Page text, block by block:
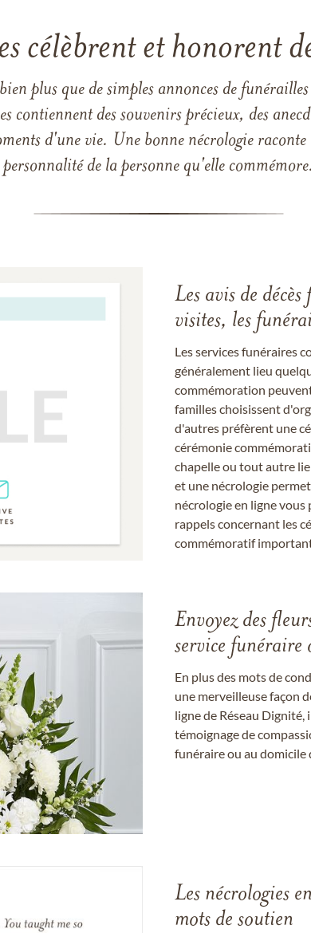
célèbrent et honorent
plus que de simples annonces de
contiennent des souvenirs précieux, des
d'une vie. Une bonne nécrologie
personnalité de la personne qu'elle commémore.
Les avis de
visites, les
Les services funéraires
généralement lieu
commémoration
familles choisissent
d'autres préfèrent une
cérémonie
chapelle ou tout autre
et une nécrologie
nécrologie en ligne
rappels concernant les
commémoratif
Envoyez des
service funéraire
En plus des mots de
une merveilleuse façon
ligne de Réseau
témoignage de
funéraire ou au domicile
Les nécrologies
mots de soutien